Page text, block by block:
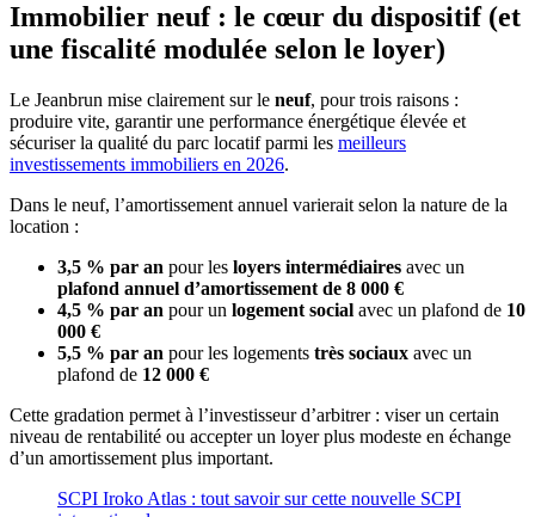
Immobilier neuf : le cœur du dispositif (et
une fiscalité modulée selon le loyer)
Le Jeanbrun mise clairement sur le neuf, pour trois raisons :
produire vite, garantir une performance énergétique élevée et
sécuriser la qualité du parc locatif parmi les meilleurs
investissements immobiliers en 2026.
Dans le neuf, l’amortissement annuel varierait selon la nature de la
location :
3,5 % par an pour les loyers intermédiaires avec un
plafond annuel d’amortissement de 8 000 €
4,5 % par an pour un logement social avec un plafond de 10
000 €
5,5 % par an pour les logements très sociaux avec un
plafond de 12 000 €
Cette gradation permet à l’investisseur d’arbitrer : viser un certain
niveau de rentabilité ou accepter un loyer plus modeste en échange
d’un amortissement plus important.
SCPI Iroko Atlas : tout savoir sur cette nouvelle SCPI